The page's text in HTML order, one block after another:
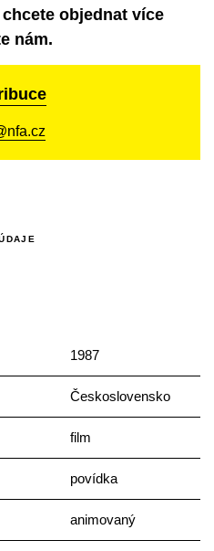
objednat více
nám.
1987
Československo
film
povídka
animovaný